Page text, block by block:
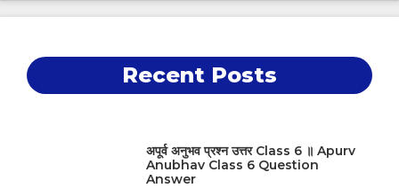
Recent Posts
अपूर्व अनुभव प्रश्न उत्तर Class 6 ॥ Apurv
Anubhav Class 6 Question
Answer